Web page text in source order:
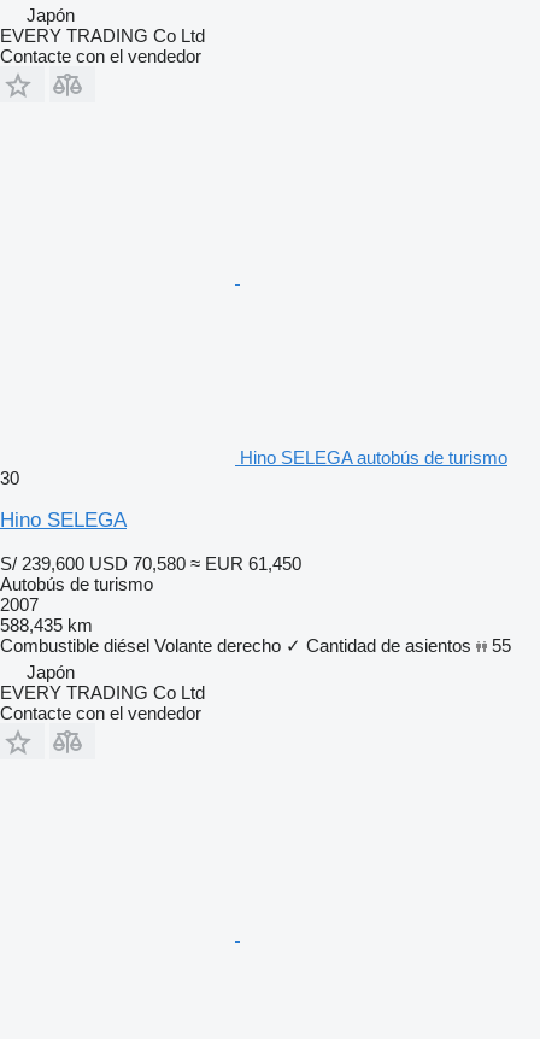
Japón
EVERY TRADING Co Ltd
Contacte con el vendedor
Hino SELEGA autobús de turismo
30
Hino SELEGA
S/ 239,600 USD 70,580 ≈ EUR 61,450
Autobús de turismo
2007
588,435 km
Combustible diésel Volante derecho ✓ Cantidad de asientos
55
Japón
EVERY TRADING Co Ltd
Contacte con el vendedor